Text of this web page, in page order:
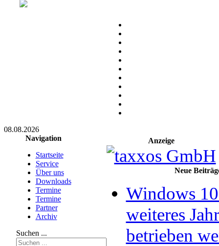
08.08.2026
Navigation
Startseite
Service
Über uns
Downloads
Termine
Termine
Partner
Archiv
Suchen ...
Anzeige
Neue
Windows
weiteres
betrieben